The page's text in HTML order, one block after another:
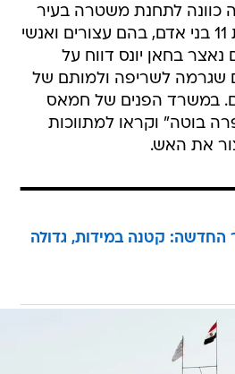
כוונה לתחנת משטרה בעיר
עזה, שם נהרגו לפחות 11 בני אדם, בהם עצורים ואנשי
בחאן יונס דווח על
שגרמה לשריפה ולמותם של
במשרד הפנים של חמאס
בוטה" וקראו למתווכות
את האש.
החדשה: קטנה במידות, גדולה